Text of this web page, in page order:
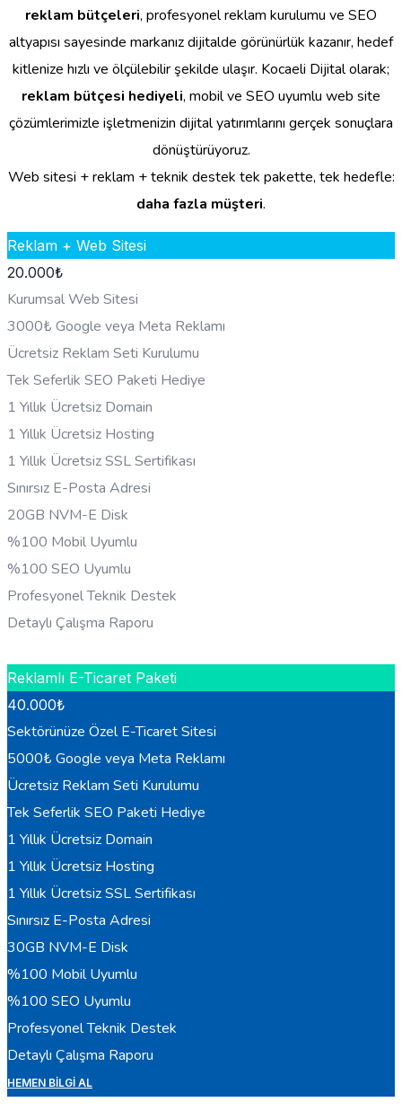
reklam bütçeleri, profesyonel reklam kurulumu ve SEO
altyapısı sayesinde markanız dijitalde görünürlük kazanır, hedef
kitlenize hızlı ve ölçülebilir şekilde ulaşır. Kocaeli Dijital olarak;
reklam bütçesi hediyeli, mobil ve SEO uyumlu web site
çözümlerimizle işletmenizin dijital yatırımlarını gerçek sonuçlara
dönüştürüyoruz.
Web sitesi + reklam + teknik destek tek pakette, tek hedefle:
daha fazla müşteri.
Reklam + Web Sitesi
20.000₺
Kurumsal Web Sitesi
3000₺ Google veya Meta Reklamı
Ücretsiz Reklam Seti Kurulumu
Tek Seferlik SEO Paketi Hediye
1 Yıllık Ücretsiz Domain
1 Yıllık Ücretsiz Hosting
1 Yıllık Ücretsiz SSL Sertifikası
Sınırsız E-Posta Adresi
20GB NVM-E Disk
%100 Mobil Uyumlu
%100 SEO Uyumlu
Profesyonel Teknik Destek
Detaylı Çalışma Raporu
Reklamlı E-Ticaret Paketi
40.000₺
Sektörünüze Özel E-Ticaret Sitesi
5000₺ Google veya Meta Reklamı
Ücretsiz Reklam Seti Kurulumu
Tek Seferlik SEO Paketi Hediye
1 Yıllık Ücretsiz Domain
1 Yıllık Ücretsiz Hosting
1 Yıllık Ücretsiz SSL Sertifikası
Sınırsız E-Posta Adresi
30GB NVM-E Disk
%100 Mobil Uyumlu
%100 SEO Uyumlu
Profesyonel Teknik Destek
Detaylı Çalışma Raporu
HEMEN BILGI AL